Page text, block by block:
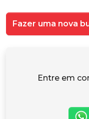
Fazer uma nova
Entre em